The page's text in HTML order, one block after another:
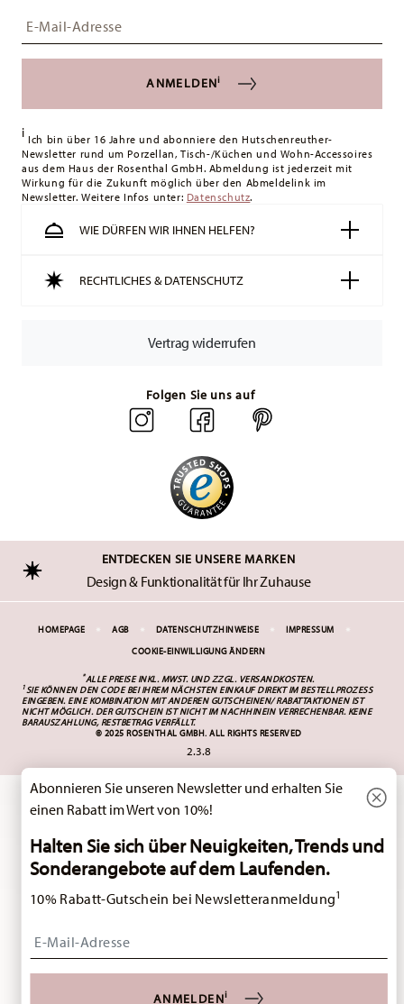
ANMELDENi
i Ich bin über 16 Jahre und abonniere den Hutschenreuther-
Newsletter rund um Porzellan, Tisch-/Küchen und Wohn-Accessoires
aus dem Haus der Rosenthal GmbH. Abmeldung ist jederzeit mit
Wirkung für die Zukunft möglich über den Abmeldelink im
Newsletter. Weitere Infos unter: Datenschutz.
WIE DÜRFEN WIR IHNEN HELFEN?
RECHTLICHES & DATENSCHUTZ
Vertrag widerrufen
Folgen Sie uns auf
ENTDECKEN SIE UNSERE MARKEN
Design & Funktionalität für Ihr Zuhause
Spaß am Kochen, Essen, Trinken und
Schenken ist das Motto von Thomas.
Deshalb bietet das Sortiment eine große
Auswahl an originellen Produkten, die mit
Tellerrand" hinaus gedacht sind.
THOMAS BESUCHEN
HOMEPAGE AGB DATENSCHUTZHINWEISE
IMPRESSUM
COOKIE-EINWILLIGUNG ÄNDERN
*ALLE PREISE INKL. MWST. UNDZZGL. VERSANDKOSTEN.
1SIE KÖNNEN DEN CODE BEI IHREM NÄCHSTEN EINKAUF DIREKT IM BESTELLPROZESS
EINGEBEN. EINE KOMBINATION MIT ANDEREN GUTSCHEINEN/ RABATTAKTIONEN IST
NICHT MÖGLICH. DER GUTSCHEIN IST NICHT IM NACHHINEIN VERRECHENBAR. KEINE
BARAUSZAHLUNG, RESTBETRAG VERFÄLLT.
© 2025 ROSENTHAL GMBH. ALL RIGHTS RESERVED
2.3.8
Abonnieren Sie unseren Newsletter und erhalten Sie
einen Rabatt im Wert von 10%!
Halten Sie sich über Neuigkeiten, Trends und
Sonderangebote auf dem Laufenden.
10% Rabatt-Gutschein bei Newsletteranmeldung1
ANMELDENi